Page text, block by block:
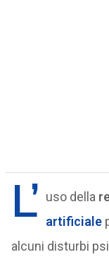
L’ uso della
artificiale
alcuni disturbi